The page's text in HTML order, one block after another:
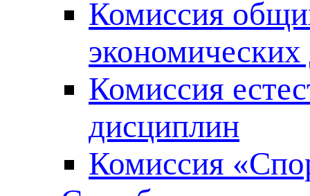
Комиссия
Комиссия
дисциплин
Комиссия